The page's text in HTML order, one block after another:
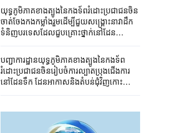
យុទ្ធភូមិភាគខាងត្បូងនៃកងទ័ពរំដោះប្រជាជនចិន
ចាត់ចែងកងកម្លាំងរួមដើម្បីជួយសង្គ្រោះនាវាដឹក
ទំនិញបរទេសដែលជួបគ្រោះថ្នាក់នៅដែន
សមុទ្រជុំវិញកោះHuangyan ប្រទេសចិន
បញ្ជាការដ្ឋានយុទ្ធភូមិភាគខាងត្បូងនៃកងទ័ព
រំដោះប្រជាជនចិនរៀបចំការល្បាតប្រុងជើងការ
នៅដែនទឹក ដែនអាកាសនិងតំបន់ជុំវិញកោះ
Huangyan ប្រទេសចិន